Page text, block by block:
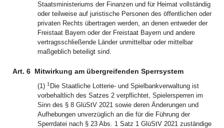
Staatsministeriums der Finanzen und für Heimat vollständig
oder teilweise auf juristische Personen des öffentlichen oder
privaten Rechts übertragen werden, an denen entweder der
Freistaat Bayern oder der Freistaat Bayern und andere
vertragsschließende Länder unmittelbar oder mittelbar
maßgeblich beteiligt sind.
Art. 6 Mitwirkung am übergreifenden Sperrsystem
(1) 1 Die Staatliche Lotterie- und Spielbankverwaltung ist
vorbehaltlich des Satzes 2 verpflichtet, Spielersperren im
Sinn des § 8 GlüStV 2021 sowie deren Änderungen und
Aufhebungen unverzüglich an die für die Führung der
Sperrdatei nach § 23 Abs. 1 Satz 1 GlüStV 2021 zuständige